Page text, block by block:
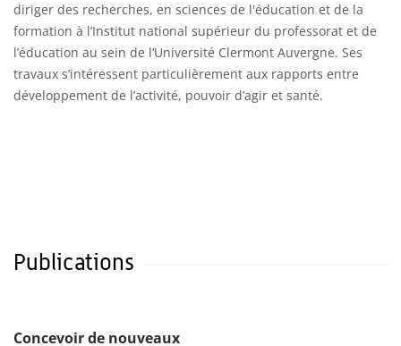
diriger des recherches, en sciences de l'éducation et de la
formation à l’Institut national supérieur du professorat et de
l’éducation au sein de l’Université Clermont Auvergne. Ses
travaux s’intéressent particulièrement aux rapports entre
développement de l’activité, pouvoir d’agir et santé.
Publications
Concevoir de nouveaux